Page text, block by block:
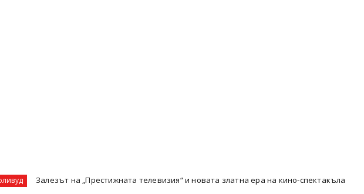
Залезът на „Престижната телевизия“ и новата златна ера на кино-спектакъла